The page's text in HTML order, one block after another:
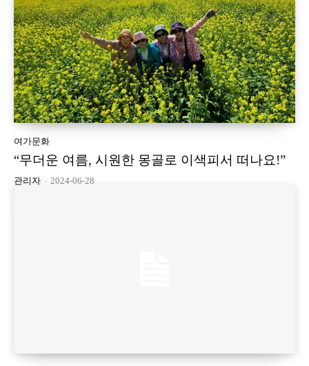
여가문화
“무더운 여름, 시원한 몽골로 이색피서 떠나요!”
관리자 - 2024-06-28